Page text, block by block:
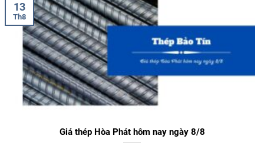
Giá thép Hòa Phát hôm nay ngày 8/8
13
Th8